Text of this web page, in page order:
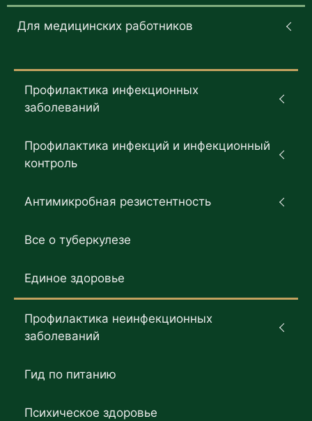
Для медицинских работников
Профилактика инфекционных
заболеваний
Профилактика инфекций и инфекционный
контроль
Антимикробная резистентность
Все о туберкулезе
Единое здоровье
Профилактика неинфекционных
заболеваний
Гид по питанию
Психическое здоровье